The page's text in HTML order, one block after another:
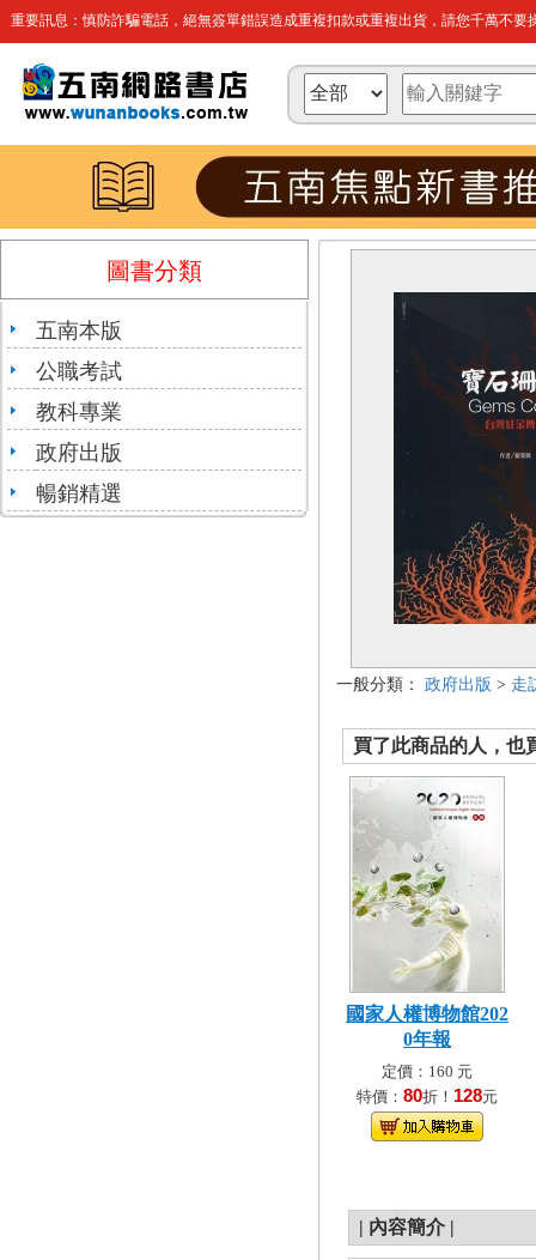
重要訊息：慎防詐騙電話，絕無簽單錯誤造成重複扣款或重複出貨，請您千萬不要
圖書分類
五南本版
公職考試
教科專業
政府出版
暢銷精選
一般分類： 政府出版 > 走
買了此商品的人，也
國家人權博物館202
0年報
定價：160 元
特價： 80折！ 128元
| 內容簡介 |